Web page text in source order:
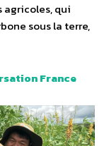
qui
sous la terre,
France